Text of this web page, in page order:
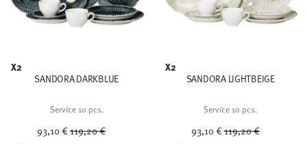
X2
SANDORA DARKBLUE
Service 10 pcs.
93,10 € Price reduced from
119,20 €
X2
SANDORA LIGHTBEIGE
Service 10 pcs.
93,10 € Price reduced from
119,20 €to